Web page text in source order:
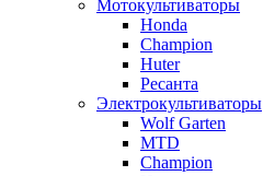
Мотокультиваторы
Honda
Champion
Huter
Ресанта
Электрокультиваторы
Wolf Garten
MTD
Champion